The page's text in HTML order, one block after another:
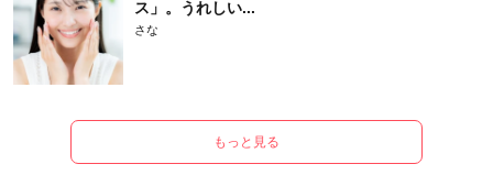
ス」。うれしい...
さな
もっと見る